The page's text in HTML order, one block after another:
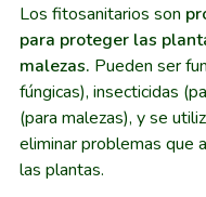
Los fitosanitarios son
para proteger las
malezas. Pueden ser
fúngicas), insecticidas
(para malezas), y se
eliminar problemas que
las plantas.